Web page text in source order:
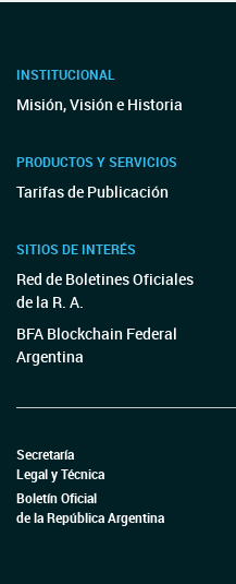
INSTITUCIONAL
Misión, Visión e Historia
PRODUCTOS Y SERVICIOS
Tarifas de Publicación
SITIOS DE INTERÉS
Red de Boletines Oficiales
de la R. A.
BFA Blockchain Federal
Argentina
Secretaría
Legal y Técnica
Boletín Oficial
de la República Argentina